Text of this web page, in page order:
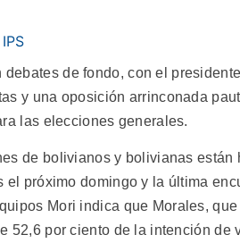
debates de fondo, con el
y una oposición arrinconada
las elecciones generales.
de bolivianos y bolivianas están
el próximo domingo y la última
Mori indica que Morales, que
52,6 por ciento de la intención de